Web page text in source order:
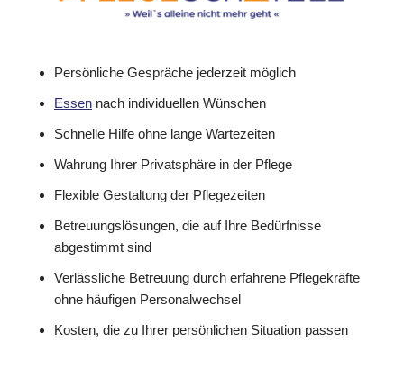
Persönliche Gespräche jederzeit möglich
Essen nach individuellen Wünschen
Schnelle Hilfe ohne lange Wartezeiten
Wahrung Ihrer Privatsphäre in der Pflege
Flexible Gestaltung der Pflegezeiten
Betreuungslösungen, die auf Ihre Bedürfnisse
abgestimmt sind
Verlässliche Betreuung durch erfahrene Pflegekräfte
ohne häufigen Personalwechsel
Kosten, die zu Ihrer persönlichen Situation passen